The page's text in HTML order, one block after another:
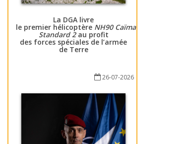
La DGA livre
le premier hélicoptère NH90 Caïman
Standard 2au profit
des forces spéciales de l’armée
de Terre
26-07-2026